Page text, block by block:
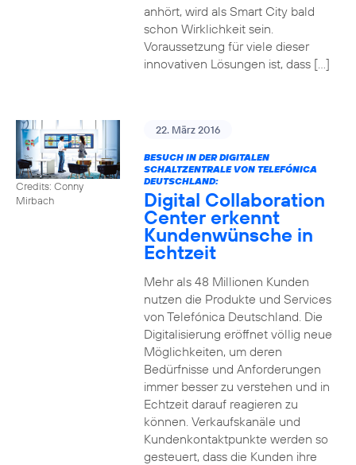
anhört, wird als Smart City bald
schon Wirklichkeit sein.
Voraussetzung für viele dieser
innovativen Lösungen ist, dass […]
Credits: Conny
Mirbach
22. März 2016
BESUCH IN DER DIGITALEN
SCHALTZENTRALE VON TELEFÓNICA
DEUTSCHLAND:
Digital Collaboration
Center erkennt
Kundenwünsche in
Echtzeit
Mehr als 48 Millionen Kunden
nutzen die Produkte und Services
von Telefónica Deutschland. Die
Digitalisierung eröffnet völlig neue
Möglichkeiten, um deren
Bedürfnisse und Anforderungen
immer besser zu verstehen und in
Echtzeit darauf reagieren zu
können. Verkaufskanäle und
Kundenkontaktpunkte werden so
gesteuert, dass die Kunden ihre